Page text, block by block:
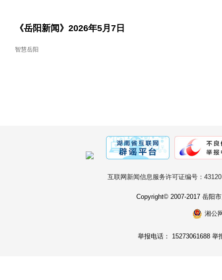
《岳阳新闻》2026年5月7日
智慧岳阳
互联网新闻信息服务许可证编号：
Copyright© 2007-2017 岳阳
湘公
举报电话： 15273061688